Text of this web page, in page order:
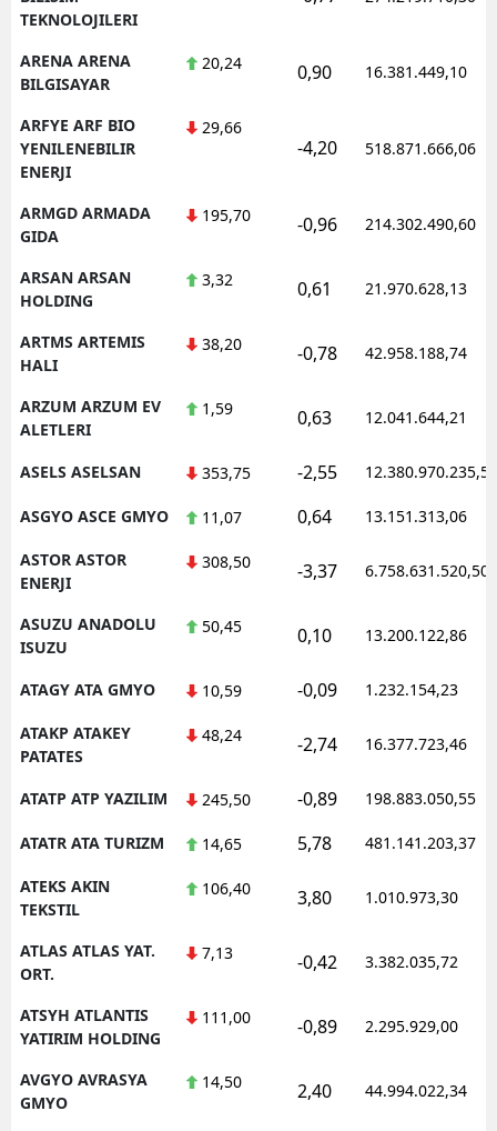
TEKNOLOJILERI
ARENA ARENA
BILGISAYAR
20,24 0,90 16.381.449,10
ARFYE ARF BIO
YENILENEBILIR
ENERJI
29,66
-4,20 518.871.666,06
ARMGD ARMADA
GIDA
195,70 -0,96 214.302.490,60
ARSAN ARSAN
HOLDING
3,32 0,61 21.970.628,13
ARTMS ARTEMIS
HALI
38,20 -0,78 42.958.188,74
ARZUM ARZUM EV
ALETLERI
1,59 0,63 12.041.644,21
ASELS ASELSAN 353,75 -2,55 12.380.970.235,50
ASGYO ASCE GMYO 11,07 0,64 13.151.313,06
ASTOR ASTOR
ENERJI
308,50 -3,37 6.758.631.520,50
ASUZU ANADOLU
ISUZU
50,45 0,10 13.200.122,86
ATAGY ATA GMYO 10,59 -0,09 1.232.154,23
ATAKP ATAKEY
PATATES
48,24 -2,74 16.377.723,46
ATATP ATP YAZILIM 245,50 -0,89 198.883.050,55
ATATR ATA TURIZM 14,65 5,78 481.141.203,37
ATEKS AKIN
TEKSTIL
106,40 3,80 1.010.973,30
ATLAS ATLAS YAT.
ORT.
7,13 -0,42 3.382.035,72
ATSYH ATLANTIS
YATIRIM HOLDING
111,00 -0,89 2.295.929,00
AVGYO AVRASYA
GMYO
14,50 2,40 44.994.022,34